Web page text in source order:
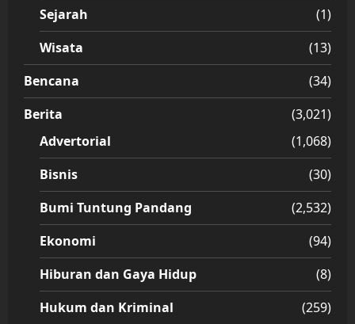
Sejarah
(1)
Wisata
(13)
Bencana
(34)
Berita
(3,021)
Advertorial
(1,068)
Bisnis
(30)
Bumi Tuntung Pandang
(2,532)
Ekonomi
(94)
Hiburan dan Gaya Hidup
(8)
Hukum dan Kriminal
(259)